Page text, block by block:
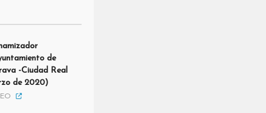
de
-Ciudad Real
de 2020)